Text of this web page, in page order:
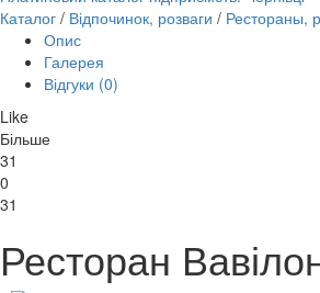
Каталог / Відпочинок, розваги / Рестораны,
Опис
Галерея
Відгуки (0)
Like
Більше
31
0
31
Ресторан